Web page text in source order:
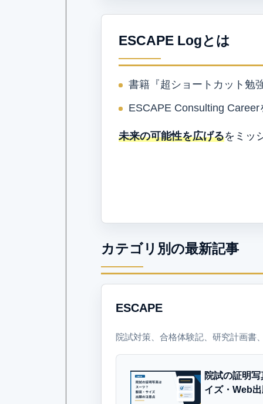
ESCAPE Logとは
書籍『超ショートカット勉
ESCAPE Consulting Career
未来の可能性を広げるをミッ
カテゴリ別の最新記事
ESCAPE
院試対策、合格体験記、研究計画書
院試の証明
イズ・Web